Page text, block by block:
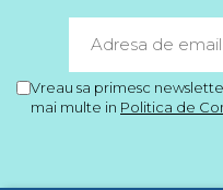
Vreau sa primesc
mai multe in Politica de